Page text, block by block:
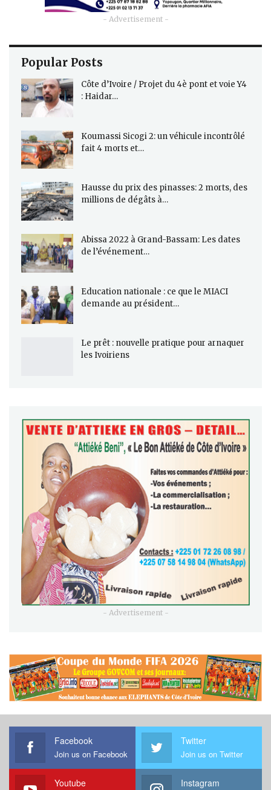
- Advertisement -
Popular Posts
Côte d’Ivoire / Projet du 4è pont et voie Y4
: Haidar…
Koumassi Sicogi 2: un véhicule incontrôlé
fait 4 morts et…
Hausse du prix des pinasses: 2 morts, des
millions de dégâts à…
Abissa 2022 à Grand-Bassam: Les dates
de l’événement…
Education nationale : ce que le MIACI
demande au président…
Le prêt : nouvelle pratique pour arnaquer
les Ivoiriens
- Advertisement -
Facebook
Join us on Facebook
Twitter
Join us on Twitter
Youtube Instagram